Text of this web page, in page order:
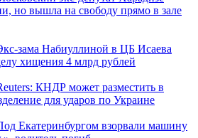
но вышла на свободу прямо в зале
зама Набиуллиной в ЦБ Исаева
хищения 4 млрд рублей
КНДР может разместить в
для ударов по Украине
Екатеринбургом взорвали машину